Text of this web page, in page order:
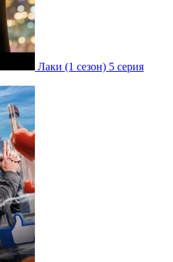
Лаки (1 сезон) 5 серия